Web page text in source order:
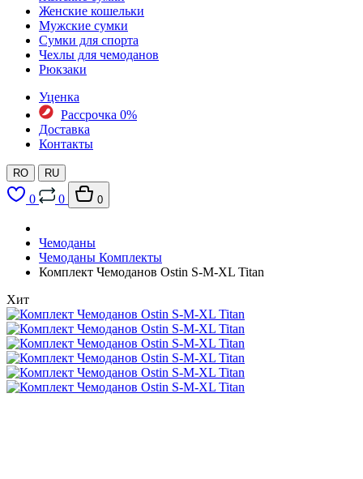
Женские кошельки
Мужские сумки
Сумки для спорта
Чехлы для чемоданов
Рюкзаки
Уценка
Рассрочка 0%
Доставка
Контакты
RO RU
0 0 0
Чемоданы
Чемоданы Комплекты
Комплект Чемоданов Ostin S-M-XL Titan
Хит